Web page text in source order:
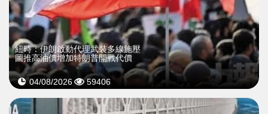
紐時：伊朗啟動代理武裝多線施壓
圖推高油價增加特朗普開戰代價
04/08/2026 59406